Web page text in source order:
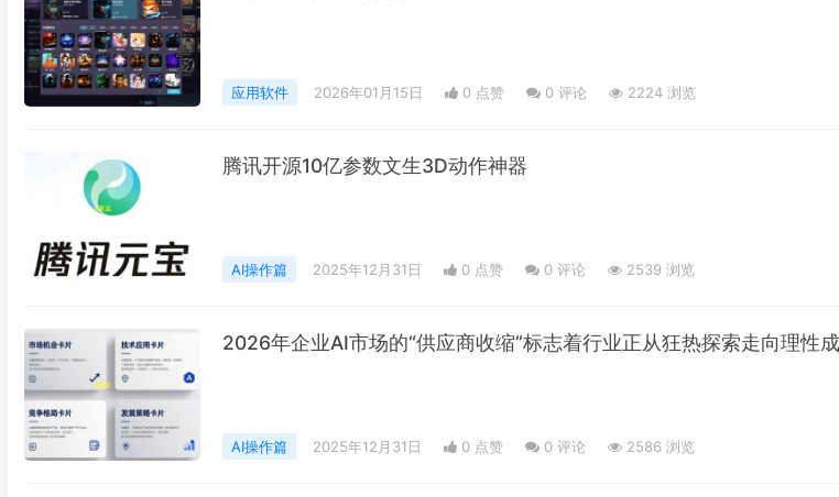
应用软件 2026年01月15日 0 点赞 0 评论 2224 浏览
腾讯开源10亿参数文生3D动作神器
AI操作篇 2025年12月31日 0 点赞 0 评论 2539 浏览
2026年企业AI市场的“供应商收缩”标志着行业正从狂热探索走向理性
AI操作篇 2025年12月31日 0 点赞 0 评论 2586 浏览